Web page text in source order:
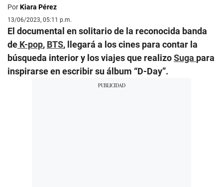
PorKiara Pérez
13/06/2023, 05:11 p.m.
El documental en solitario de la reconocida banda
de K-pop, BTS, llegará a los cines para contar la
búsqueda interior y los viajes que realizoSuga para
inspirarse en escribir su álbum “D-Day”.